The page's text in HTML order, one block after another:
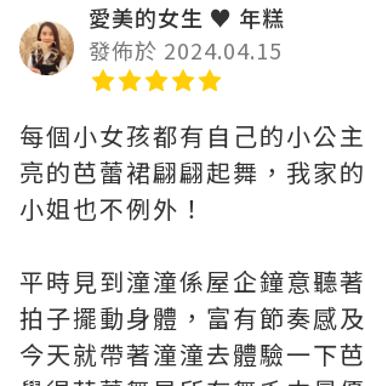
愛美的女生 ♥ 年糕
發佈於 2024.04.15
每個小女孩都有自己的小公
亮的芭蕾裙翩翩起舞，我家
小姐也不例外！
平時見到潼潼係屋企鐘意聽
拍子擺動身體，富有節奏感
今天就帶著潼潼去體驗一下